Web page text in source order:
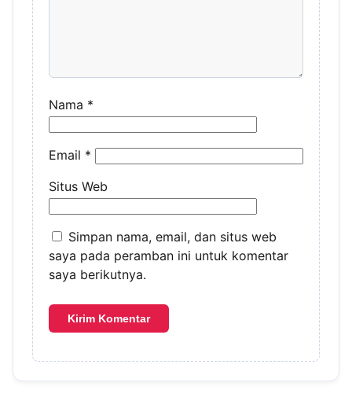
Nama *
Email *
Situs Web
Simpan nama, email, dan situs web
saya pada peramban ini untuk komentar
saya berikutnya.